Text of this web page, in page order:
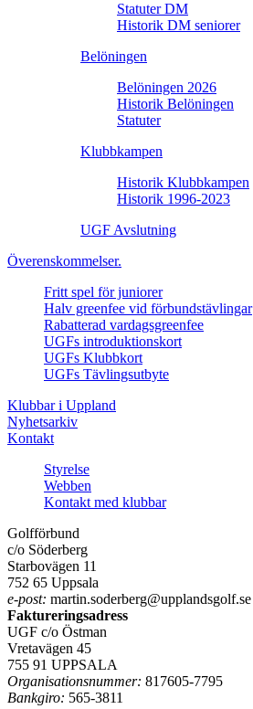
Statuter DM
Historik DM seniorer
Belöningen
Belöningen 2026
Historik Belöningen
Statuter
Klubbkampen
Historik Klubbkampen
Historik 1996-2023
UGF Avslutning
Överenskommelser.
Fritt spel för juniorer
Halv greenfee vid förbundstävlingar
Rabatterad vardagsgreenfee
UGFs introduktionskort
UGFs Klubbkort
UGFs Tävlingsutbyte
Klubbar i Uppland
Nyhetsarkiv
Kontakt
Styrelse
Webben
Kontakt med klubbar
Golfförbund
c/o Söderberg
Starbovägen 11
752 65 Uppsala
e-post: martin.soderberg@upplandsgolf.se
Faktureringsadress
UGF c/o Östman
Vretavägen 45
755 91 UPPSALA
Organisationsnummer: 817605-7795
Bankgiro: 565-3811